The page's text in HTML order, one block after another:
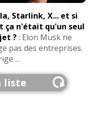
Starlink, X... et si
ça n'était qu'un seul
?: Elon Musk ne
pas des entreprises.
...
liste